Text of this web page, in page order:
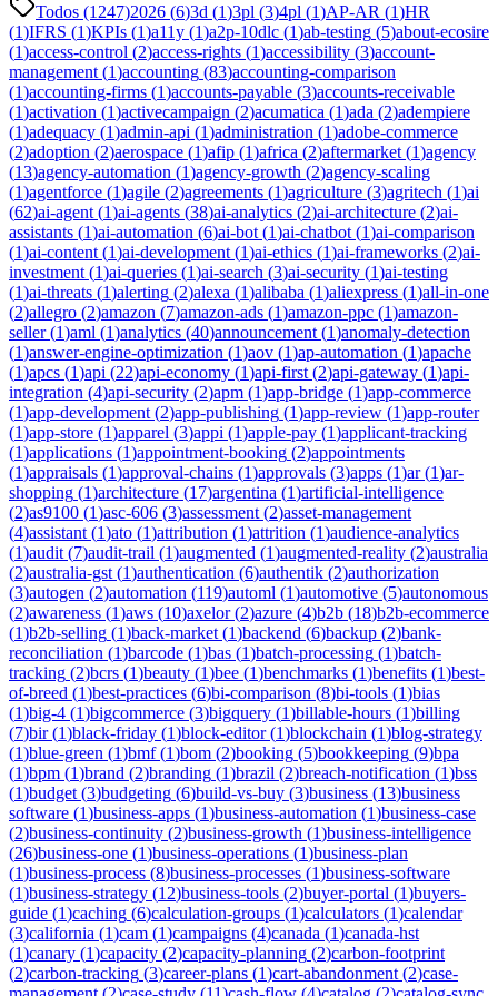
Todos (1247)2026 (6)3d (1)3pl (3)4pl (1)AP-AR (1)HR
(1)IFRS (1)KPIs (1)a11y (1)a2p-10dlc (1)ab-testing (5)about-ecosire
(1)access-control (2)access-rights (1)accessibility (3)account-
management (1)accounting (83)accounting-comparison
(1)accounting-firms (1)accounts-payable (3)accounts-receivable
(1)activation (1)activecampaign (2)acumatica (1)ada (2)adempiere
(1)adequacy (1)admin-api (1)administration (1)adobe-commerce
(2)adoption (2)aerospace (1)afip (1)africa (2)aftermarket (1)agency
(13)agency-automation (1)agency-growth (2)agency-scaling
(1)agentforce (1)agile (2)agreements (1)agriculture (3)agritech (1)ai
(62)ai-agent (1)ai-agents (38)ai-analytics (2)ai-architecture (2)ai-
assistants (1)ai-automation (6)ai-bot (1)ai-chatbot (1)ai-comparison
(1)ai-content (1)ai-development (1)ai-ethics (1)ai-frameworks (2)ai-
investment (1)ai-queries (1)ai-search (3)ai-security (1)ai-testing
(1)ai-threats (1)alerting (2)alexa (1)alibaba (1)aliexpress (1)all-in-one
(2)allegro (2)amazon (7)amazon-ads (1)amazon-ppc (1)amazon-
seller(1)aml (1)analytics (40)announcement (1)anomaly-detection
(1)answer-engine-optimization (1)aov (1)ap-automation (1)apache
(1)apcs (1)api (22)api-economy (1)api-first (2)api-gateway (1)api-
integration (4)api-security (2)apm (1)app-bridge (1)app-commerce
(1)app-development (2)app-publishing (1)app-review (1)app-router
(1)app-store (1)apparel (3)appi (1)apple-pay (1)applicant-tracking
(1)applications (1)appointment-booking (2)appointments
(1)appraisals (1)approval-chains (1)approvals (3)apps (1)ar(1)ar-
shopping (1)architecture (17)argentina (1)artificial-intelligence
(2)as9100 (1)asc-606 (3)assessment (2)asset-management
(4)assistant (1)ato (1)attribution (1)attrition (1)audience-analytics
(1)audit (7)audit-trail (1)augmented (1)augmented-reality (2)australia
(2)australia-gst (1)authentication (6)authentik (2)authorization
(3)autogen (2)automation (119)automl (1)automotive (5)autonomous
(2)awareness (1)aws (10)axelor(2)azure (4)b2b (18)b2b-ecommerce
(1)b2b-selling (1)back-market (1)backend (6)backup (2)bank-
reconciliation (1)barcode (1)bas (1)batch-processing (1)batch-
tracking (2)bcrs (1)beauty (1)bee (1)benchmarks (1)benefits (1)best-
of-breed (1)best-practices (6)bi-comparison (8)bi-tools (1)bias
(1)big-4 (1)bigcommerce (3)bigquery (1)billable-hours (1)billing
(7)bir(1)black-friday (1)block-editor(1)blockchain (1)blog-strategy
(1)blue-green (1)bmf(1)bom (2)booking (5)bookkeeping (9)bpa
(1)bpm (1)brand (2)branding (1)brazil (2)breach-notification (1)bss
(1)budget (3)budgeting (6)build-vs-buy (3)business (13)business
software (1)business-apps (1)business-automation (1)business-case
(2)business-continuity (2)business-growth (1)business-intelligence
(26)business-one (1)business-operations (1)business-plan
(1)business-process (8)business-processes (1)business-software
(1)business-strategy (12)business-tools (2)buyer-portal (1)buyers-
guide (1)caching (6)calculation-groups (1)calculators (1)calendar
(3)california (1)cam (1)campaigns (4)canada (1)canada-hst
(1)canary (1)capacity (2)capacity-planning (2)carbon-footprint
(2)carbon-tracking (3)career-plans (1)cart-abandonment (2)case-